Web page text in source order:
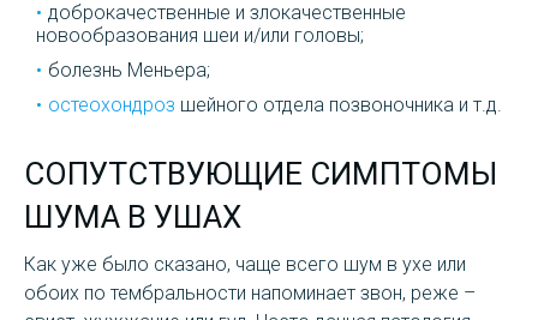
доброкачественные и злокачественные
новообразования шеи и/или головы;
болезнь Меньера;
остеохондроз шейного отдела позвоночника и т.д.
СОПУТСТВУЮЩИЕ СИМПТОМЫ
ШУМА В УШАХ
Как уже было сказано, чаще всего шум в ухе или
обоих по тембральности напоминает звон, реже –